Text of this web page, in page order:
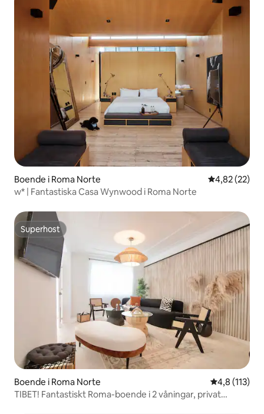
Boende i Roma Norte 4,82 av 5 i
4,82 (22)
w* | Fantastiska Casa Wynwood i Roma Norte
Superhost
Superhost
Boende i Roma Norte 4,8 av 5 i
4,8 (113)
TIBET! Fantastiskt Roma-boende i 2 våningar, privat